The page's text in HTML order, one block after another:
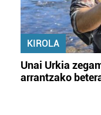
KIROLA
Unai Urkia
arrantzako